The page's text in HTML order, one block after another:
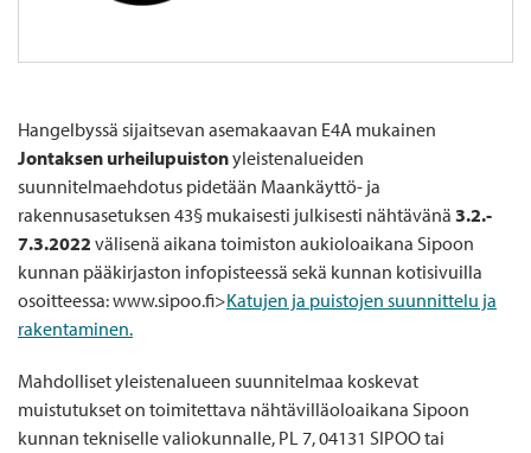
Hangelbyssä sijaitsevan asemakaavan E4A mukainen
Jontaksen urheilupuistonyleistenalueiden
suunnitelmaehdotus pidetään Maankäyttö- ja
rakennusasetuksen 43§ mukaisesti julkisesti nähtävänä3.2.-
7.3.2022 välisenä aikana toimiston aukioloaikana Sipoon
kunnan pääkirjaston infopisteessä sekä kunnan kotisivuilla
osoitteessa: www.sipoo.fi>Katujen ja puistojen suunnittelu ja
rakentaminen.
Mahdolliset yleistenalueen suunnitelmaa koskevat
muistutukset on toimitettava nähtävilläoloaikana Sipoon
kunnan tekniselle valiokunnalle, PL 7, 04131 SIPOO tai